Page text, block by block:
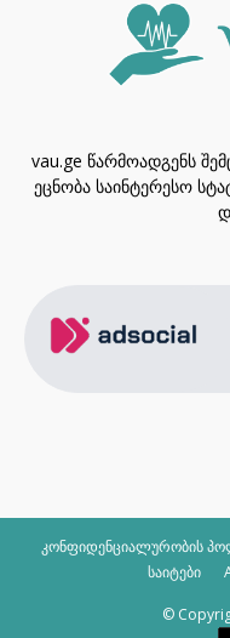
vau.ge წარმოადგენს
ეცნობა საინტერესო
კონფიდენციალურობის
საიტები
©